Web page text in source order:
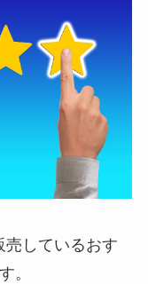
売しているおす
。